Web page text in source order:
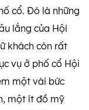
cổ. Đó là những
lắng của Hội
khách còn rất
vụ ở phố cổ Hội
một vài bức
một ít đồ mỹ